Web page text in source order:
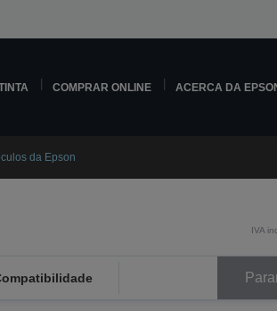
COMPRAR ONLINE ACERCA DA
da Epson
IVA